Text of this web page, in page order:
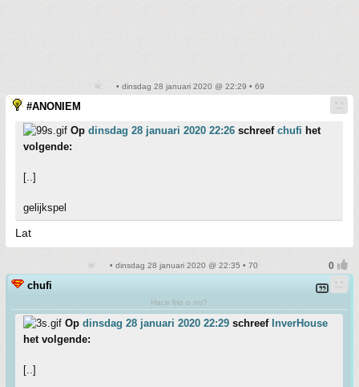
• dinsdag 28 januari 2020 @ 22:29 • 69
#ANONIEM
Op dinsdag 28 januari 2020 22:26 schreef chufi het
volgende:
[..]
gelijkspel
Lat
• dinsdag 28 januari 2020 @ 22:35 • 70
chufi
Hace frio o no?
Op dinsdag 28 januari 2020 22:29 schreef InverHouse
het volgende:
[..]